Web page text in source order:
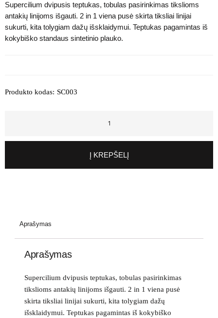
Supercilium dvipusis teptukas, tobulas pasirinkimas tikslioms
antakių linijoms išgauti. 2 in 1 viena pusė skirta tiksliai linijai
sukurti, kita tolygiam dažų išsklaidymui. Teptukas pagamintas iš
kokybiško standaus sintetinio plauko.
Produkto kodas: SC003
Į KREPŠELĮ
Aprašymas
Aprašymas
Supercilium dvipusis teptukas, tobulas pasirinkimas
tikslioms antakių linijoms išgauti. 2 in 1 viena pusė
skirta tiksliai linijai sukurti, kita tolygiam dažų
išsklaidymui. Teptukas pagamintas iš kokybiško